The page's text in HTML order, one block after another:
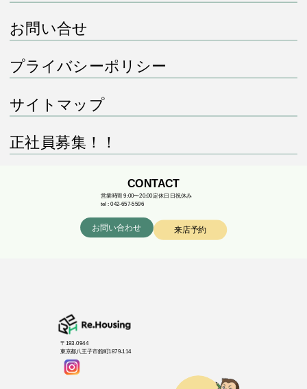
お問い合せ
プライバシーポリシー
サイトマップ
正社員募集！！
CONTACT
営業時間 9:00〜20:00定休日 日祝休み
tel : 042-657-5596
お問い合わせ 来店予約
〒193-0944
東京都八王子市館町1879-114